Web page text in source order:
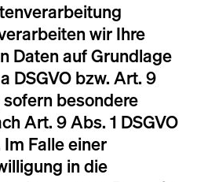
wir Ihre
Daten auf Grundlage
DSGVO bzw. Art. 9
sofern besondere
Art. 9 Abs. 1 DSGVO
Falle einer
in die